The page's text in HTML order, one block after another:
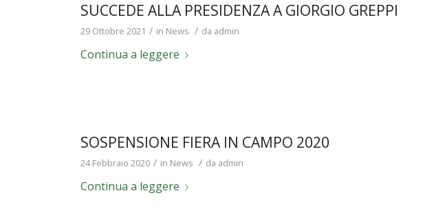
SUCCEDE ALLA PRESIDENZA A GIORGIO GREPPI
29 Ottobre 2021 / in News / da admin
Continua a leggere
SOSPENSIONE FIERA IN CAMPO 2020
24 Febbraio 2020 / in News / da admin
Continua a leggere